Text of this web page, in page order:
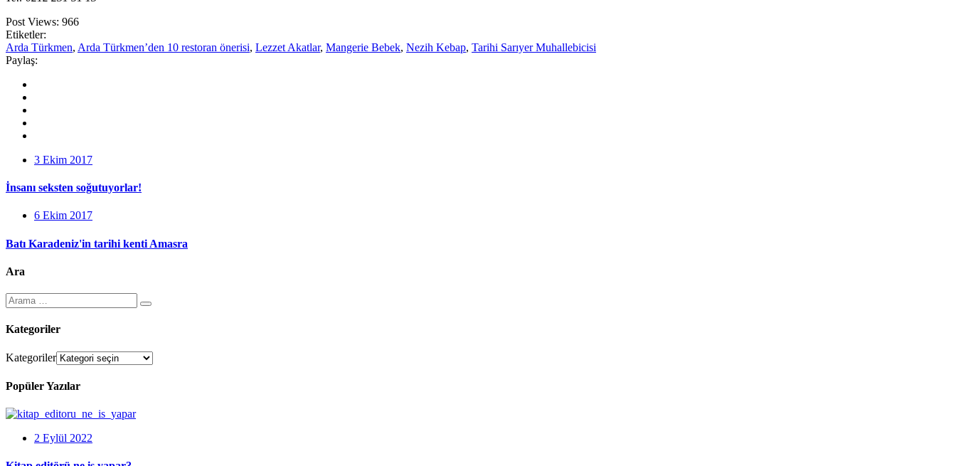
Post Views: 966
Etiketler:
Arda Türkmen, Arda Türkmen’den 10 restoran önerisi, Lezzet Akatlar, Mangerie Bebek, Nezih Kebap, Tarihi Sarıyer Muhallebicisi
Paylaş:
3 Ekim 2017
İnsanı seksten soğutuyorlar!
6 Ekim 2017
Batı Karadeniz'in tarihi kenti Amasra
Ara
Kategoriler
Kategoriler
Popüler Yazılar
2 Eylül 2022